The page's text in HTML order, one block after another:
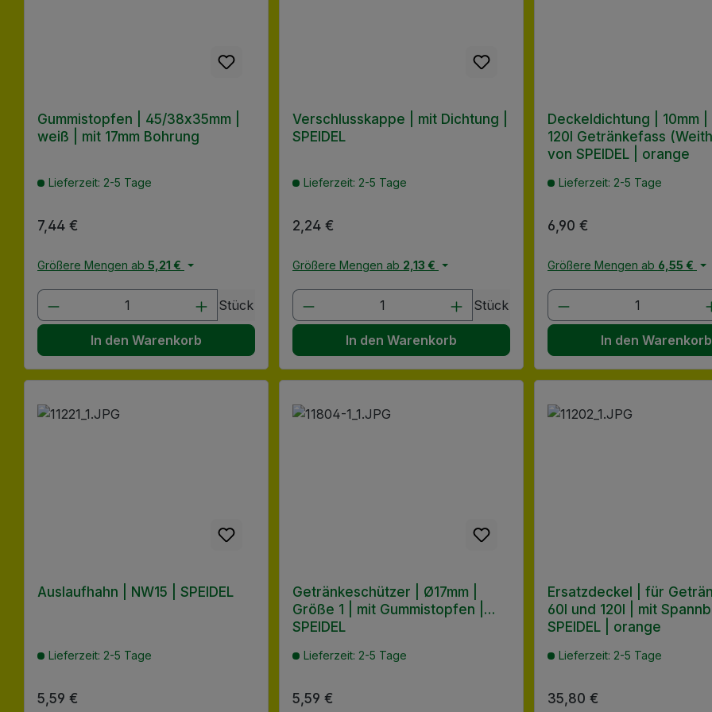
Gummistopfen | 45/38x35mm |
weiß | mit 17mm Bohrung
Lieferzeit: 2-5 Tage
Regulärer Preis:
7,44 €
Größere Mengen ab 5,21 €
Produkt Anzahl: Gib den gewünschten Wert ein oder benutze die
Stück
In den Warenkorb
Verschlusskappe | mit Dichtung |
SPEIDEL
Lieferzeit: 2-5 Tage
Regulärer Preis:
2,24 €
Größere Mengen ab 2,13 €
Produkt Anzahl: Gib den gewünschten Wert
Stück
In den Warenkorb
Deckeldichtung | 10mm
120l Getränkefass
von SPEIDEL | orange
Lieferzeit: 2-5 Tage
Regulärer Preis:
6,90 €
Größere Mengen ab 6,55 €
Produkt Anzahl:
In den Warenkorb
Auslaufhahn | NW15 | SPEIDEL
Lieferzeit: 2-5 Tage
Regulärer Preis:
5,59 €
Getränkeschützer | Ø17mm |
Größe 1 | mit Gummistopfen |
SPEIDEL
Lieferzeit: 2-5 Tage
Regulärer Preis:
5,59 €
Ersatzdeckel | für
60l und 120l | mit
SPEIDEL | orange
Lieferzeit: 2-5 Tage
Regulärer Preis:
35,80 €